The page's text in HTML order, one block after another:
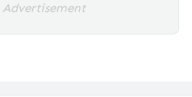
Advertisement